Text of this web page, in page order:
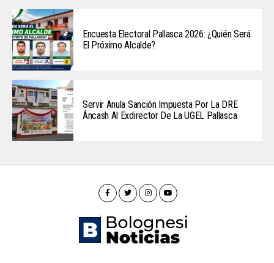
Encuesta Electoral Pallasca 2026: ¿Quién Será
El Próximo Alcalde?
Servir Anula Sanción Impuesta Por La DRE
Áncash Al Exdirector De La UGEL Pallasca